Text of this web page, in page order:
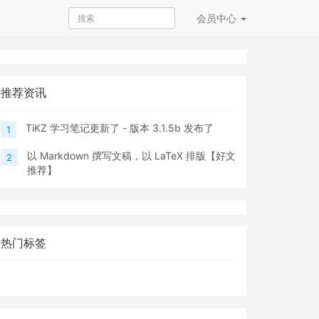
会员中心
推荐资讯
1 TiKZ 学习笔记更新了 - 版本 3.1.5b 发布了
2
以 Markdown 撰写文稿，以 LaTeX 排版【好文
推荐】
热门标签